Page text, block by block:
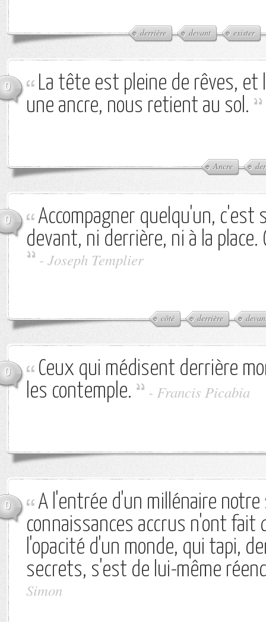
derrière devant exister
0
La tête est pleine de rêves, et
une ancre, nous retient au sol.
Ancre
0
Accompagner quelqu'un, c'est
devant, ni derrière, ni à la place.
- Joseph Templier
côté derrière
0
Ceux qui médisent derrière
les contemple.
- Francis Picabia
0
A l'entrée d'un millénaire
connaissances accrus n'ont fait
l'opacité d'un monde, qui tapi,
secrets, s'est de lui-même
Simon